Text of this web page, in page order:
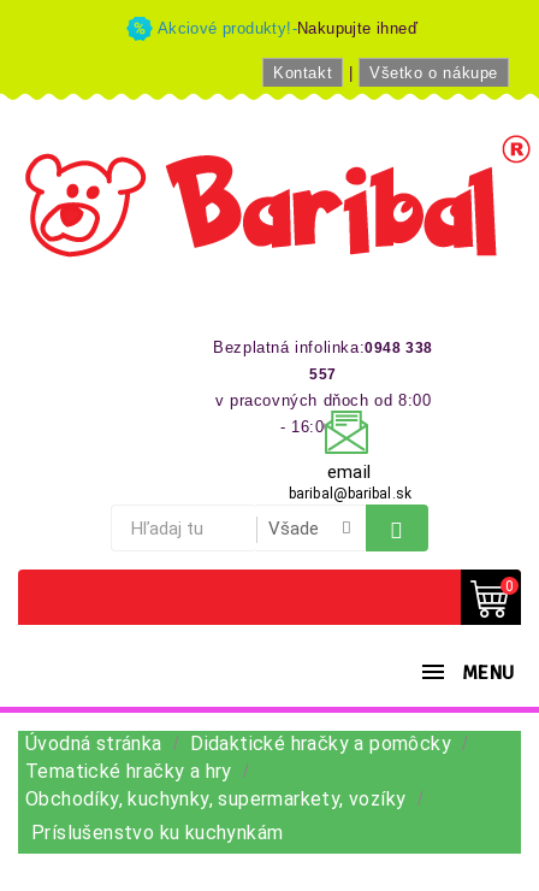
Akciové produkty!-Nakupujte ihneď
Kontakt Všetko o nákupe
Bezplatná infolinka:0948 338
557
v pracovných dňoch od 8:00
- 16:00 hod
email
baribal@baribal.sk
0
MENU
Úvodná stránka
Didaktické hračky a pomôcky
Tematické hračky a hry
Obchodíky, kuchynky, supermarkety, vozíky
Príslušenstvo ku kuchynkám